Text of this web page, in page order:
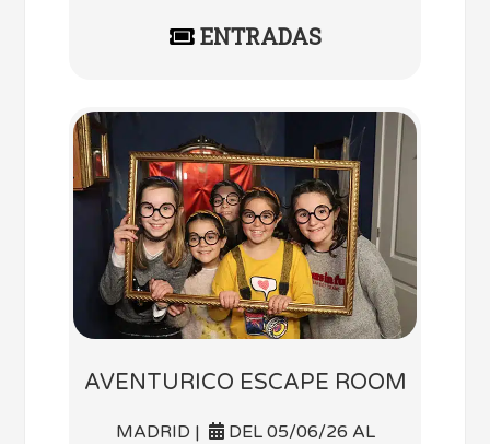
ENTRADAS
AVENTURICO ESCAPE ROOM
MADRID |
DEL 05/06/26 AL